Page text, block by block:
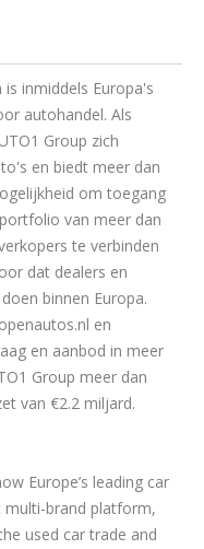
inmiddels Europa's
autohandel. Als
Group zich
en biedt meer dan
om toegang
van meer dan
te verbinden
dat dealers en
binnen Europa.
en
en aanbod in meer
Group meer dan
van €2.2 miljard.
Europe’s leading car
multi-brand platform,
used car trade and